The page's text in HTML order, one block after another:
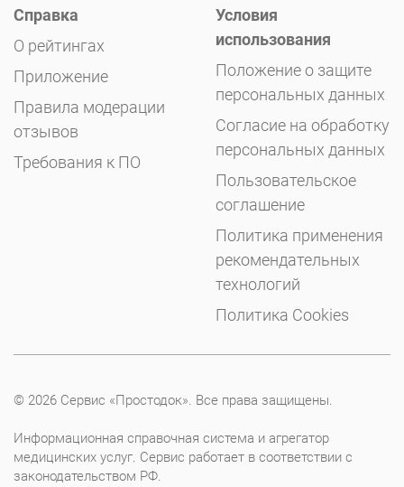
Справка
О рейтингах
Приложение
Правила модерации
отзывов
Требования к ПО
Условия
использования
Положение о защите
персональных данных
Согласие на обработку
персональных данных
Пользовательское
соглашение
Политика применения
рекомендательных
технологий
Политика Cookies
© 2026 Сервис «Простодок». Все права защищены.
Информационная справочная система и агрегатор
медицинских услуг. Сервис работает в соответствии с
законодательством РФ.